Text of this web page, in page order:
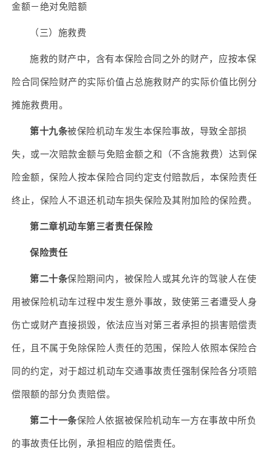
金额－绝对免赔额
（三）施救费
施救的财产中，含有本保险合同之外的财产，应按本保
险合同保险财产的实际价值占总施救财产的实际价值比例分
摊施救费用。
第十九条被保险机动车发生本保险事故，导致全部损
失，或一次赔款金额与免赔金额之和（不含施救费）达到保
险金额，保险人按本保险合同约定支付赔款后，本保险责任
终止，保险人不退还机动车损失保险及其附加险的保险费。
第二章机动车第三者责任保险
保险责任
第二十条保险期间内，被保险人或其允许的驾驶人在使
用被保险机动车过程中发生意外事故，致使第三者遭受人身
伤亡或财产直接损毁，依法应当对第三者承担的损害赔偿责
任，且不属于免除保险人责任的范围，保险人依照本保险合
同的约定，对于超过机动车交通事故责任强制保险各分项赔
偿限额的部分负责赔偿。
第二十一条保险人依据被保险机动车一方在事故中所负
的事故责任比例，承担相应的赔偿责任。